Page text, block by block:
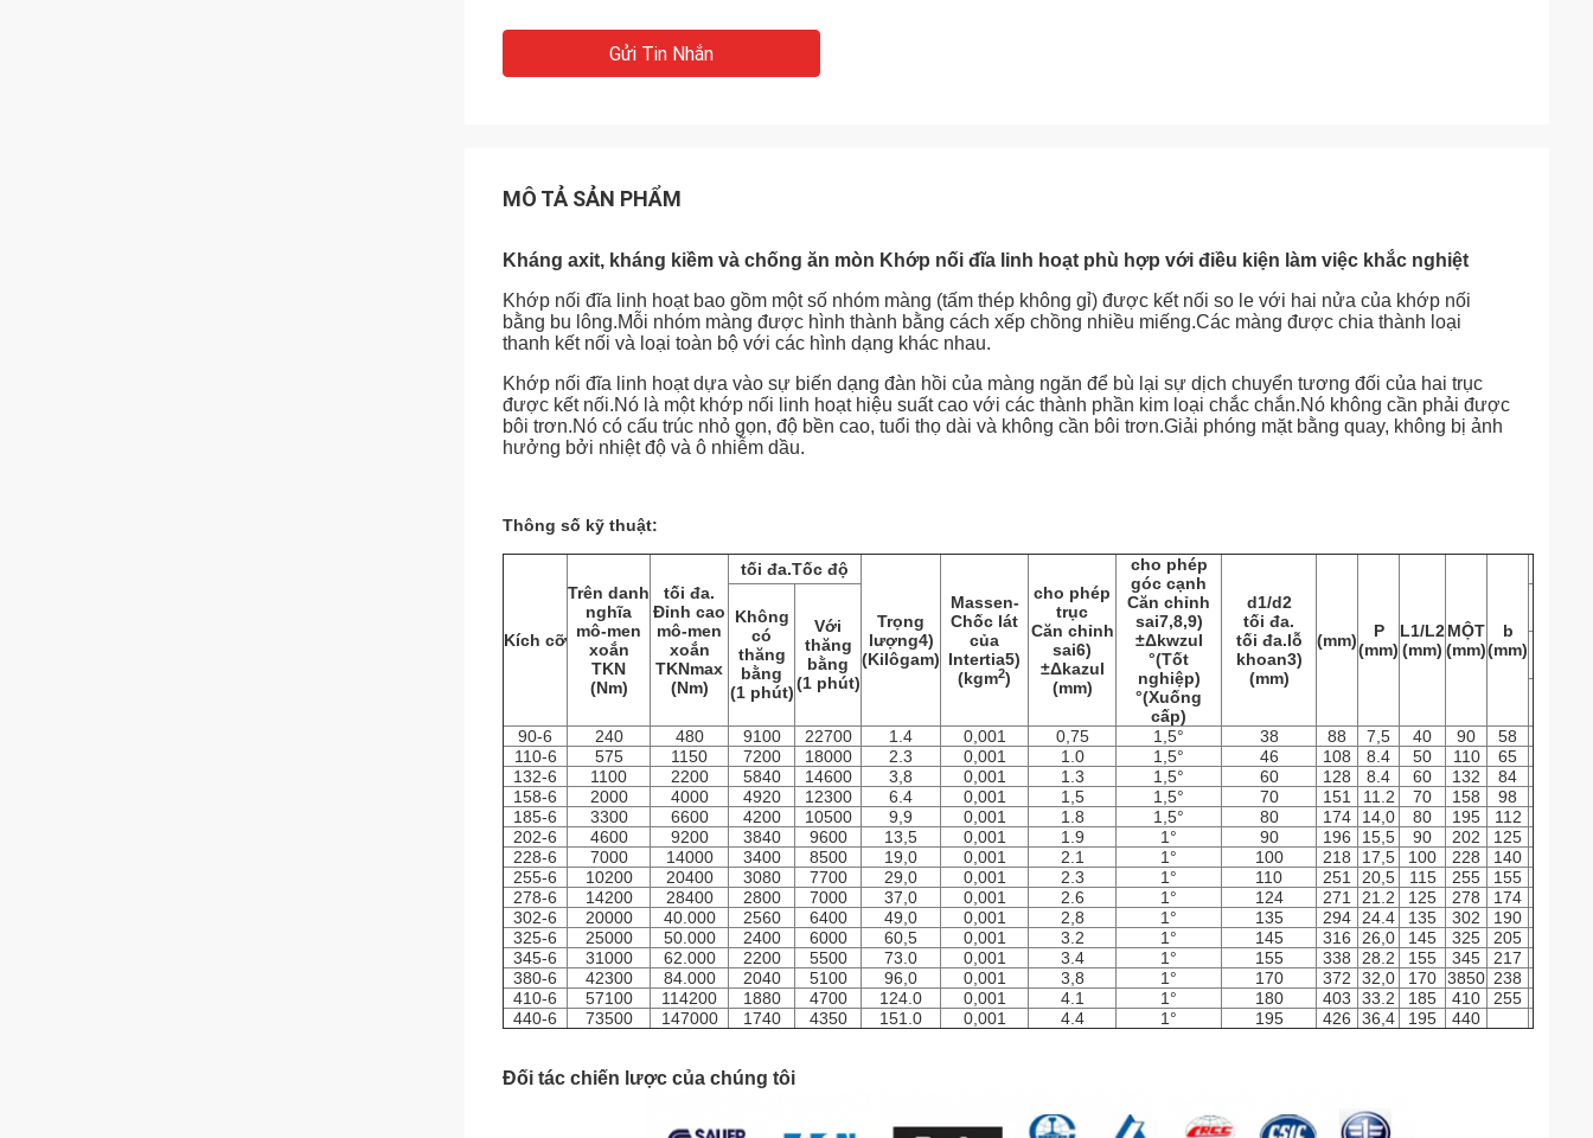
Gửi Tin Nhắn
MÔ TẢ SẢN PHẨM
Kháng axit, kháng kiềm và chống ăn mòn Khớp nối đĩa linh hoạt phù hợp với điều kiện làm việc khắc nghiệt
Khớp nối đĩa linh hoạt bao gồm một số nhóm màng (tấm thép không gỉ) được kết nối so le với hai nửa của khớp nối
bằng bu lông.Mỗi nhóm màng được hình thành bằng cách xếp chồng nhiều miếng.Các màng được chia thành loại
thanh kết nối và loại toàn bộ với các hình dạng khác nhau.
Khớp nối đĩa linh hoạt dựa vào sự biến dạng đàn hồi của màng ngăn để bù lại sự dịch chuyển tương đối của hai trục
được kết nối.Nó là một khớp nối linh hoạt hiệu suất cao với các thành phần kim loại chắc chắn.Nó không cần phải được
bôi trơn.Nó có cấu trúc nhỏ gọn, độ bền cao, tuổi thọ dài và không cần bôi trơn.Giải phóng mặt bằng quay, không bị ảnh
hưởng bởi nhiệt độ và ô nhiễm dầu.
Thông số kỹ thuật:
Kích cỡ
Trên danh
nghĩa
mô-men
xoắn
TKN
(Nm)
tối đa.
Đỉnh cao
mô-men
xoắn
TKNmax
(Nm)
tối đa.Tốc độ
Trọng
lượng4)
(Kilôgam)
Massen-
Chốc lát
của
Intertia5)
(kgm2)
cho phép
trục
Căn chỉnh
sai6)
±Δkazul
(mm)
cho phép
góc cạnh
Căn chỉnh
sai7,8,9)
±Δkwzul
°(Tốt
nghiệp)
°(Xuống
cấp)
d1/d2
tối đa.
tối đa.lỗ
khoan3)
(mm)
(mm)
P
(mm)
L1/L2
(mm)
MỘT
(mm)
b
(mm)
Không
có
thăng
bằng
(1 phút)
Với
thăng
bằng
(1 phút)
90-6 240 480 9100 22700 1.4 0,001 0,75 1,5° 38 88 7,5 40 90
58
110-6
575 1150 7200 18000 2.3 0,001 1.0 1,5° 46 108 8.4 50 110
65
132-6
1100 2200 5840 14600 3,8 0,001 1.3 1,5° 60 128 8.4 60 132
84
158-6
2000 4000 4920 12300 6.4 0,001 1,5 1,5° 70 151 11.2 70 158
98
185-6
3300 6600 4200 10500 9,9 0,001 1.8 1,5° 80 174 14,0 80 195
112
202-6
4600 9200 3840 9600 13,5 0,001 1.9 1° 90 196 15,5 90 202
125
228-6
7000 14000 3400 8500 19,0 0,001 2.1 1° 100 218 17,5 100 228
140
255-6
10200 20400 3080 7700 29,0 0,001 2.3 1° 110 251 20,5 115 255
155
278-6
14200 28400 2800 7000 37,0 0,001 2.6 1° 124 271 21.2 125 278
174
302-6
20000 40.000 2560 6400 49,0 0,001 2,8 1° 135 294 24.4 135 302
190
325-6
25000 50.000 2400 6000 60,5 0,001 3.2 1° 145 316 26,0 145 325
205
345-6
31000 62.000 2200 5500 73.0 0,001 3.4 1° 155 338 28.2 155 345
217
380-6
42300 84.000 2040 5100 96,0 0,001 3,8 1° 170 372 32,0 170 3850 238
410-6
57100 114200 1880 4700 124.0 0,001 4.1 1° 180 403 33.2 185 410
255
440-6
73500 147000 1740 4350 151.0 0,001 4.4 1° 195 426 36,4 195 440
Đối tác chiến lược của chúng tôi